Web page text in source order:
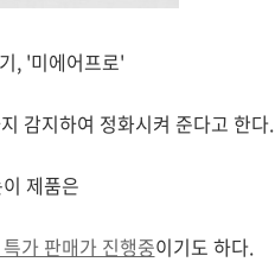
, '미에어프로'
감지하여 정화시켜 준다고 한다.
제품은
가 판매가 진행중이기도 하다.